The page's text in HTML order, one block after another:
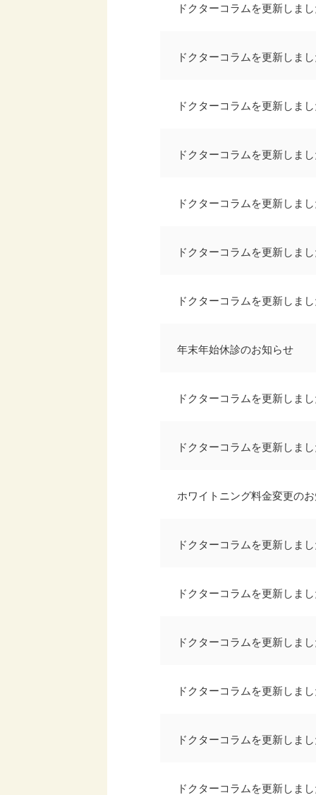
ドクターコラムを更新しまし
ドクターコラムを更新しまし
ドクターコラムを更新しまし
ドクターコラムを更新しまし
ドクターコラムを更新しまし
ドクターコラムを更新しまし
ドクターコラムを更新しまし
年末年始休診のお知らせ
ドクターコラムを更新しまし
ドクターコラムを更新しまし
ホワイトニング料金変更の
ドクターコラムを更新しまし
ドクターコラムを更新しまし
ドクターコラムを更新しまし
ドクターコラムを更新しまし
ドクターコラムを更新しまし
ドクターコラムを更新しまし